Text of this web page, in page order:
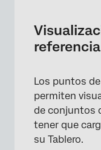
Los puntos
permiten
de conjuntos
tener que
su Tablero.